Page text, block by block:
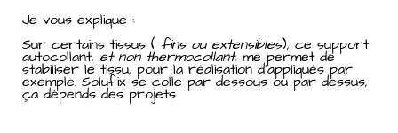
Je vous explique :
Sur certains tissus ( fins ou extensibles), ce support
autocollant, et non thermocollant, me permet de
stabiliser le tissu, pour la réalisation d’appliqués par
exemple. Solufix se colle par dessous ou par dessus,
ça dépends des projets.